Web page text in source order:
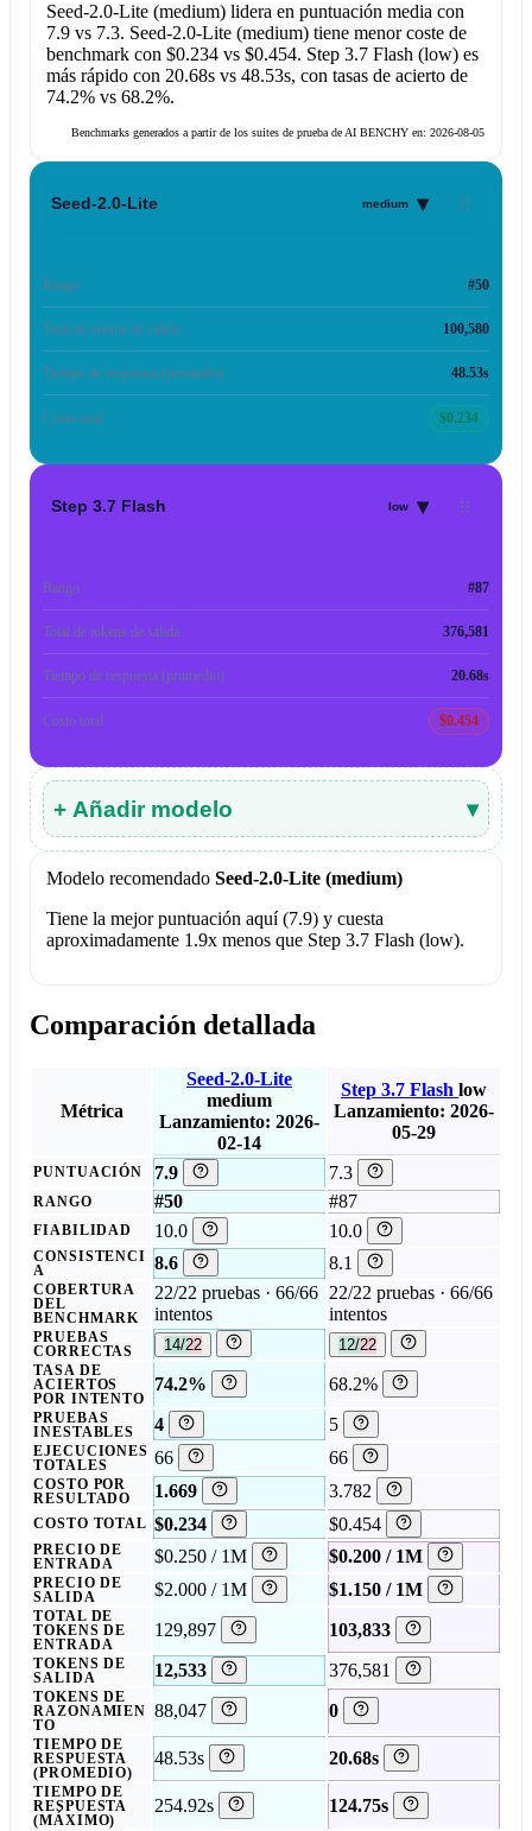
Seed-2.0-Lite (medium)lidera en puntuación media con
7.9vs 7.3. Seed-2.0-Lite (medium)tiene menor coste de
benchmark con $0.234vs $0.454. Step 3.7 Flash (low)es
más rápido con 20.68svs 48.53s, con tasas de acierto de
74.2%vs 68.2%.
Benchmarks generados a partir de los suites de prueba de AI BENCHY en: 2026-08-05
Seed-2.0-Lite medium ▾
Rango #50
Total de tokens de salida 100,580
Tiempo de respuesta (promedio) 48.53s
Costo total $0.234
Step 3.7 Flash low ▾
Rango #87
Total de tokens de salida 376,581
Tiempo de respuesta (promedio) 20.68s
Costo total $0.454
+ Añadir modelo ▾
Modelo recomendado Seed-2.0-Lite (medium)
Tiene la mejor puntuación aquí (7.9) y cuesta
aproximadamente 1.9x menos que Step 3.7 Flash (low).
Comparación detallada
Métrica
Seed-2.0-Lite
medium
Lanzamiento: 2026-
02-14
Step 3.7 Flash low
Lanzamiento: 2026-
05-29
PUNTUACIÓN 7.9 7.3
RANGO #50 #87
FIABILIDAD 10.0 10.0
CONSISTENCI
A
8.6 8.1
COBERTURA
DEL
BENCHMARK
22/22 pruebas · 66/66
intentos
22/22 pruebas · 66/66
intentos
PRUEBAS
CORRECTAS
14/22 12/22
TASA DE
ACIERTOS
POR INTENTO
74.2% 68.2%
PRUEBAS
INESTABLES
4 5
EJECUCIONES
TOTALES
66 66
COSTO POR
RESULTADO
1.669 3.782
COSTO TOTAL $0.234 $0.454
PRECIO DE
ENTRADA
$0.250 / 1M $0.200 / 1M
PRECIO DE
SALIDA
$2.000 / 1M $1.150 / 1M
TOTAL DE
TOKENS DE
ENTRADA
129,897 103,833
TOKENS DE
SALIDA
12,533 376,581
TOKENS DE
RAZONAMIEN
TO
88,047 0
TIEMPO DE
RESPUESTA
(PROMEDIO)
48.53s 20.68s
TIEMPO DE
RESPUESTA
(MÁXIMO)
254.92s 124.75s